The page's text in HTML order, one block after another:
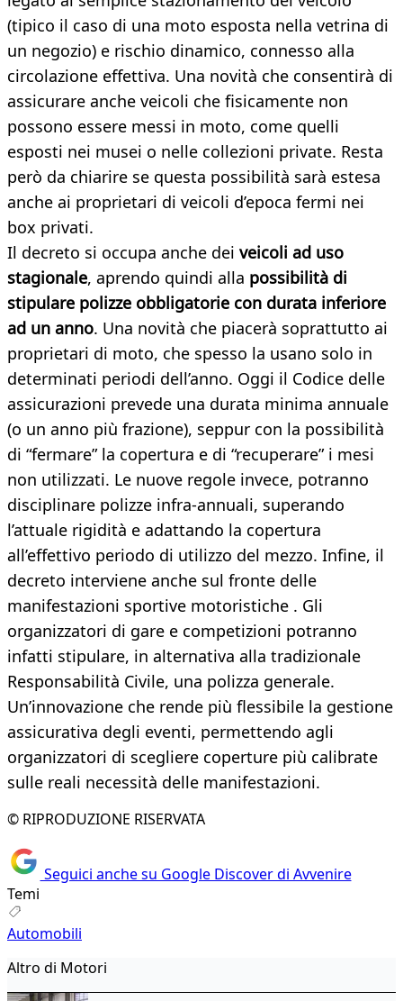
(tipico il caso di una moto esposta nella vetrina di
un negozio) e rischio dinamico, connesso alla
circolazione effettiva. Una novità che consentirà di
assicurare anche veicoli che fisicamente non
possono essere messi in moto, come quelli
esposti nei musei o nelle collezioni private. Resta
però da chiarire se questa possibilità sarà estesa
anche ai proprietari di veicoli d’epoca fermi nei
box privati.
Il decreto si occupa anche dei veicoli ad uso
stagionale, aprendo quindi alla possibilità di
stipulare polizze obbligatorie con durata inferiore
ad un anno. Una novità che piacerà soprattutto ai
proprietari di moto, che spesso la usano solo in
determinati periodi dell’anno. Oggi il Codice delle
assicurazioni prevede una durata minima annuale
(o un anno più frazione), seppur con la possibilità
di “fermare” la copertura e di “recuperare” i mesi
non utilizzati. Le nuove regole invece, potranno
disciplinare polizze infra-annuali, superando
l’attuale rigidità e adattando la copertura
all’effettivo periodo di utilizzo del mezzo. Infine, il
decreto interviene anche sul fronte delle
manifestazioni sportive motoristiche . Gli
organizzatori di gare e competizioni potranno
infatti stipulare, in alternativa alla tradizionale
Responsabilità Civile, una polizza generale.
Un’innovazione che rende più flessibile la gestione
assicurativa degli eventi, permettendo agli
organizzatori di scegliere coperture più calibrate
sulle reali necessità delle manifestazioni.
© RIPRODUZIONE RISERVATA
Seguici anche su Google Discover di Avvenire
Temi
Automobili
Altro di Motori